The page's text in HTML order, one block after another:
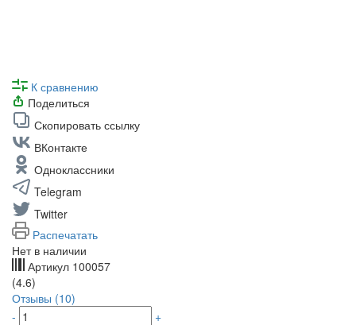
К сравнению
Поделиться
Скопировать ссылку
ВКонтакте
Одноклассники
Telegram
Twitter
Распечатать
Нет в наличии
Артикул 100057
(4.6)
Отзывы (10)
-
+